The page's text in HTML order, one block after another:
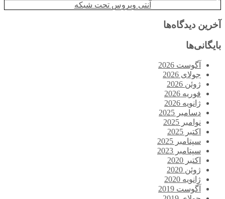
آنتی ویروس تحت شبکه
آخرین دیدگاه‌ها
بایگانی‌ها
آگوست 2026
جولای 2026
ژوئن 2026
فوریه 2026
ژانویه 2026
دسامبر 2025
نوامبر 2025
اکتبر 2025
سپتامبر 2025
سپتامبر 2023
اکتبر 2020
ژوئن 2020
ژانویه 2020
آگوست 2019